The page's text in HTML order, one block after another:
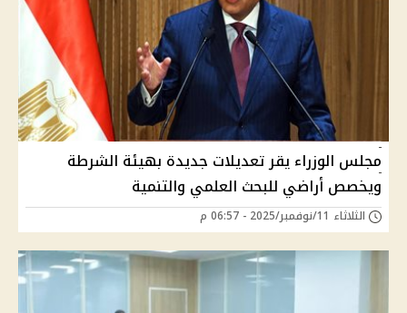
مجلس الوزراء يقر تعديلات جديدة بهيئة الشرطة
ويخصص أراضي للبحث العلمي والتنمية
الثلاثاء 11/نوفمبر/2025 - 06:57 م